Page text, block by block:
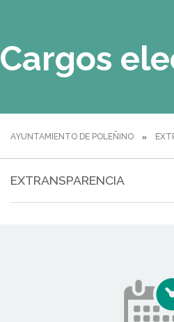
Cargos
AYUNTAMIENTO DE POLEÑINO
EXTRANSPARENCIA